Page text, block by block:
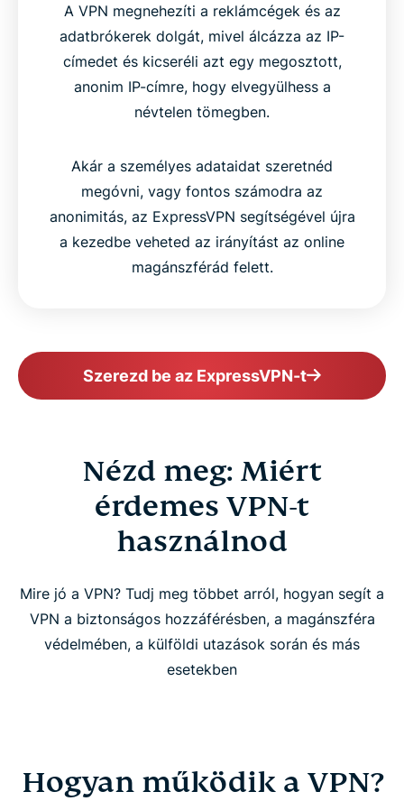
A VPN megnehezíti a reklámcégek és az
adatbrókerek dolgát, mivel álcázza az IP-
címedet és kicseréli azt egy megosztott,
anonim IP-címre, hogy elvegyülhess a
névtelen tömegben.
Akár a személyes adataidat szeretnéd
megóvni, vagy fontos számodra az
anonimitás, az ExpressVPN segítségével újra
a kezedbe veheted az irányítást az online
magánszférád felett.
Szerezd be az ExpressVPN-t
Nézd meg: Miért
érdemes VPN-t
használnod
Mire jó a VPN? Tudj meg többet arról, hogyan segít a
VPN a biztonságos hozzáférésben, a magánszféra
védelmében, a külföldi utazások során és más
esetekben
Hogyan működik a VPN?